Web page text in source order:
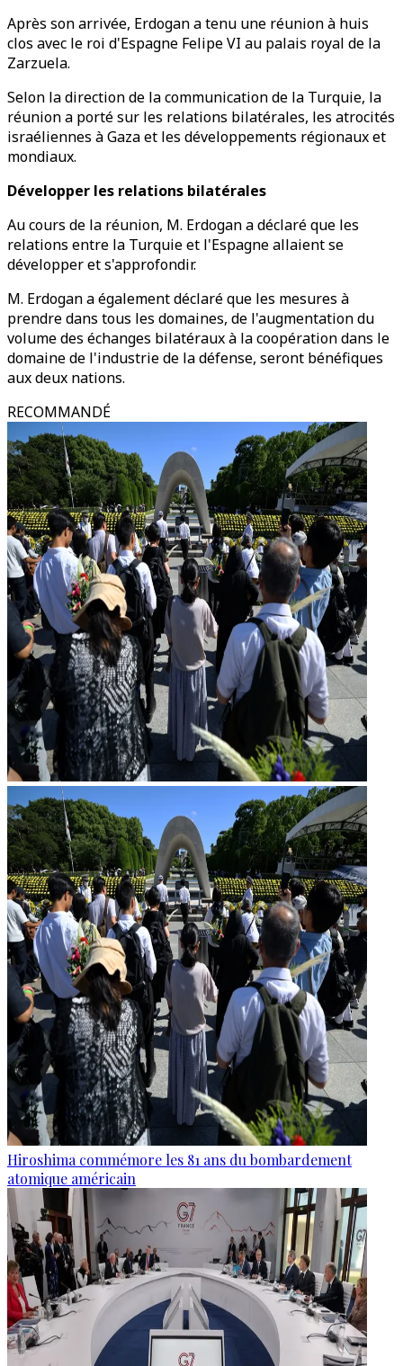
Après son arrivée, Erdogan a tenu une réunion à huis
clos avec le roi d'Espagne Felipe VI au palais royal de la
Zarzuela.
Selon la direction de la communication de la Turquie, la
réunion a porté sur les relations bilatérales, les atrocités
israéliennes à Gaza et les développements régionaux et
mondiaux.
Développer les relations bilatérales
Au cours de la réunion, M. Erdogan a déclaré que les
relations entre la Turquie et l'Espagne allaient se
développer et s'approfondir.
M. Erdogan a également déclaré que les mesures à
prendre dans tous les domaines, de l'augmentation du
volume des échanges bilatéraux à la coopération dans le
domaine de l'industrie de la défense, seront bénéfiques
aux deux nations.
RECOMMANDÉ
Hiroshima commémore les 81 ans du bombardement
atomique américain